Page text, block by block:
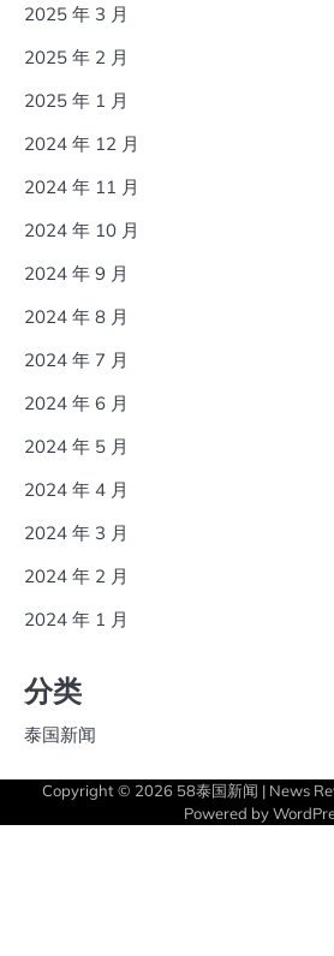
2025 年 3 月
2025 年 2 月
2025 年 1 月
2024 年 12 月
2024 年 11 月
2024 年 10 月
2024 年 9 月
2024 年 8 月
2024 年 7 月
2024 年 6 月
2024 年 5 月
2024 年 4 月
2024 年 3 月
2024 年 2 月
2024 年 1 月
分类
泰国新闻
Copyright © 2026 58泰国新闻 | News
Powered by